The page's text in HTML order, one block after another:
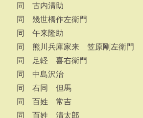
同 古内清助
同 幾世橋作左衛門
同 午来隆助
同 熊川兵庫家来 笠原剛左衛門
同 足軽 喜右衛門
同 中島沢治
同 右同 但馬
同 百姓 常吉
同 百姓 清太郎